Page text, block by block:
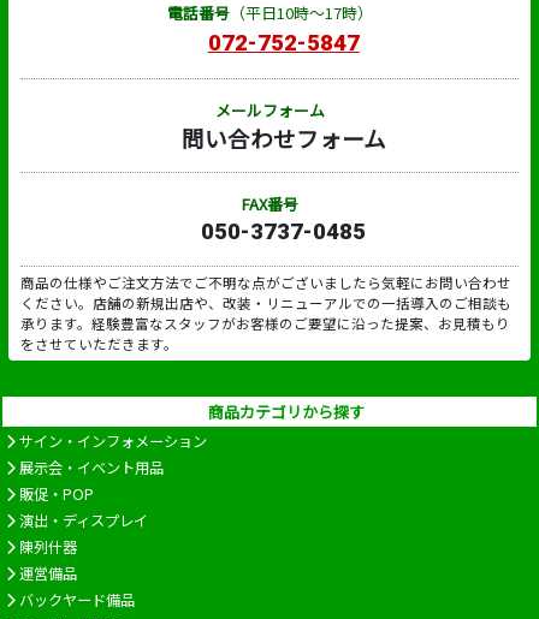
電話番号（平日10時～17時）
072-752-5847
メールフォーム
問い合わせフォーム
FAX番号
050-3737-0485
商品の仕様やご注文方法でご不明な点がございましたら気軽にお問い合わせ
ください。店舗の新規出店や、改装・リニューアルでの一括導入のご相談も
承ります。経験豊富なスタッフがお客様のご要望に沿った提案、お見積もり
をさせていただきます。
商品カテゴリから探す
サイン・インフォメーション
展示会・イベント用品
販促・POP
演出・ディスプレイ
陳列什器
運営備品
バックヤード備品